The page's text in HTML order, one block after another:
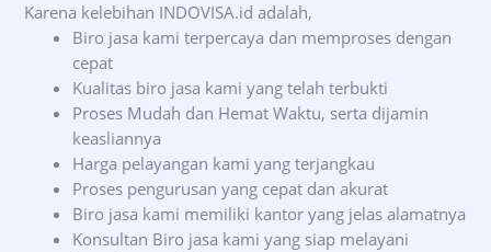
Karena kelebihan INDOVISA.id adalah,
Biro jasa kami terpercaya dan memproses dengan
cepat
Kualitas biro jasa kami yang telah terbukti
Proses Mudah dan Hemat Waktu, serta dijamin
keasliannya
Harga pelayangan kami yang terjangkau
Proses pengurusan yang cepat dan akurat
Biro jasa kami memiliki kantor yang jelas alamatnya
Konsultan Biro jasa kami yang siap melayani